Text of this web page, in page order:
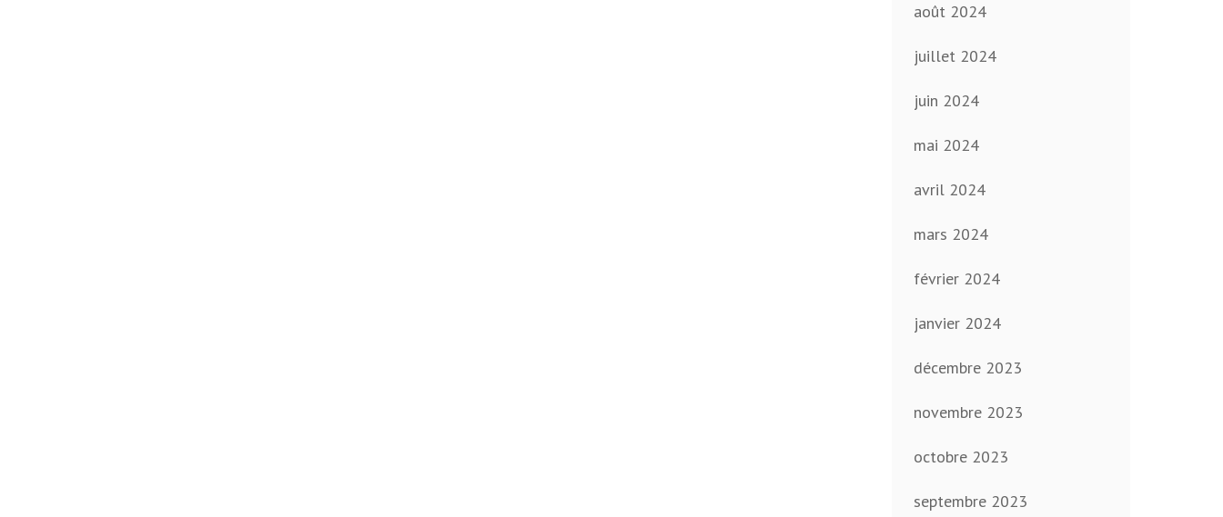
août 2024
juillet 2024
juin 2024
mai 2024
avril 2024
mars 2024
février 2024
janvier 2024
décembre 2023
novembre 2023
octobre 2023
septembre 2023